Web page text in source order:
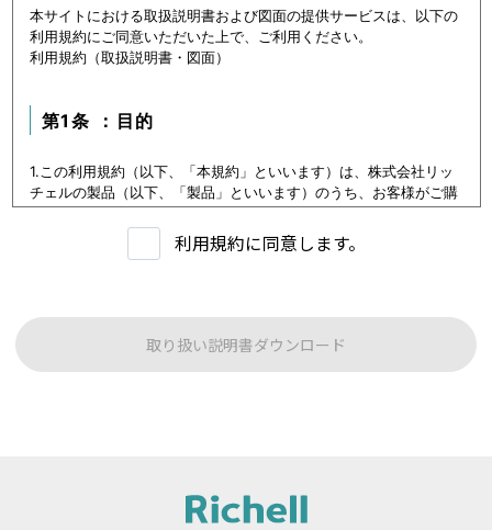
本サイトにおける取扱説明書および図面の提供サービスは、以下の
利用規約にご同意いただいた上で、ご利用ください。
利用規約（取扱説明書・図面）
第1条 ：目的
1.この利用規約（以下、「本規約」といいます）は、株式会社リッ
チェルの製品（以下、「製品」といいます）のうち、お客様がご購
入いただいた製品または購入を検討中の製品（以下、「当該製品」
といいます。）に関するデータ（以下、「本データ等」といいま
す）の提供サービス（以下「本サービス」といいます）における利
に従い本サービスを利用いただくものとし、本規約に同意いただけ
ない場合には本サービスをご利用いただけないものとします。
本サイトに公開されている本データ等は、原則として製品が発売さ
れた当初のものを掲載しています。
利用規約に同意します。
取り扱い説明書ダウンロード